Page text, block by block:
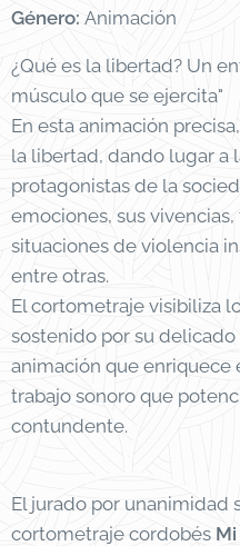
Género: Animación
¿Qué es la libertad? Un
músculo que se ejercita"
En esta animación
la libertad, dando lugar a
protagonistas de la
emociones, sus
situaciones de violencia
entre otras.
El cortometraje visibiliza
sostenido por su
animación que enriquece
trabajo sonoro que
contundente.
El jurado por unanimidad
cortometraje cordobés